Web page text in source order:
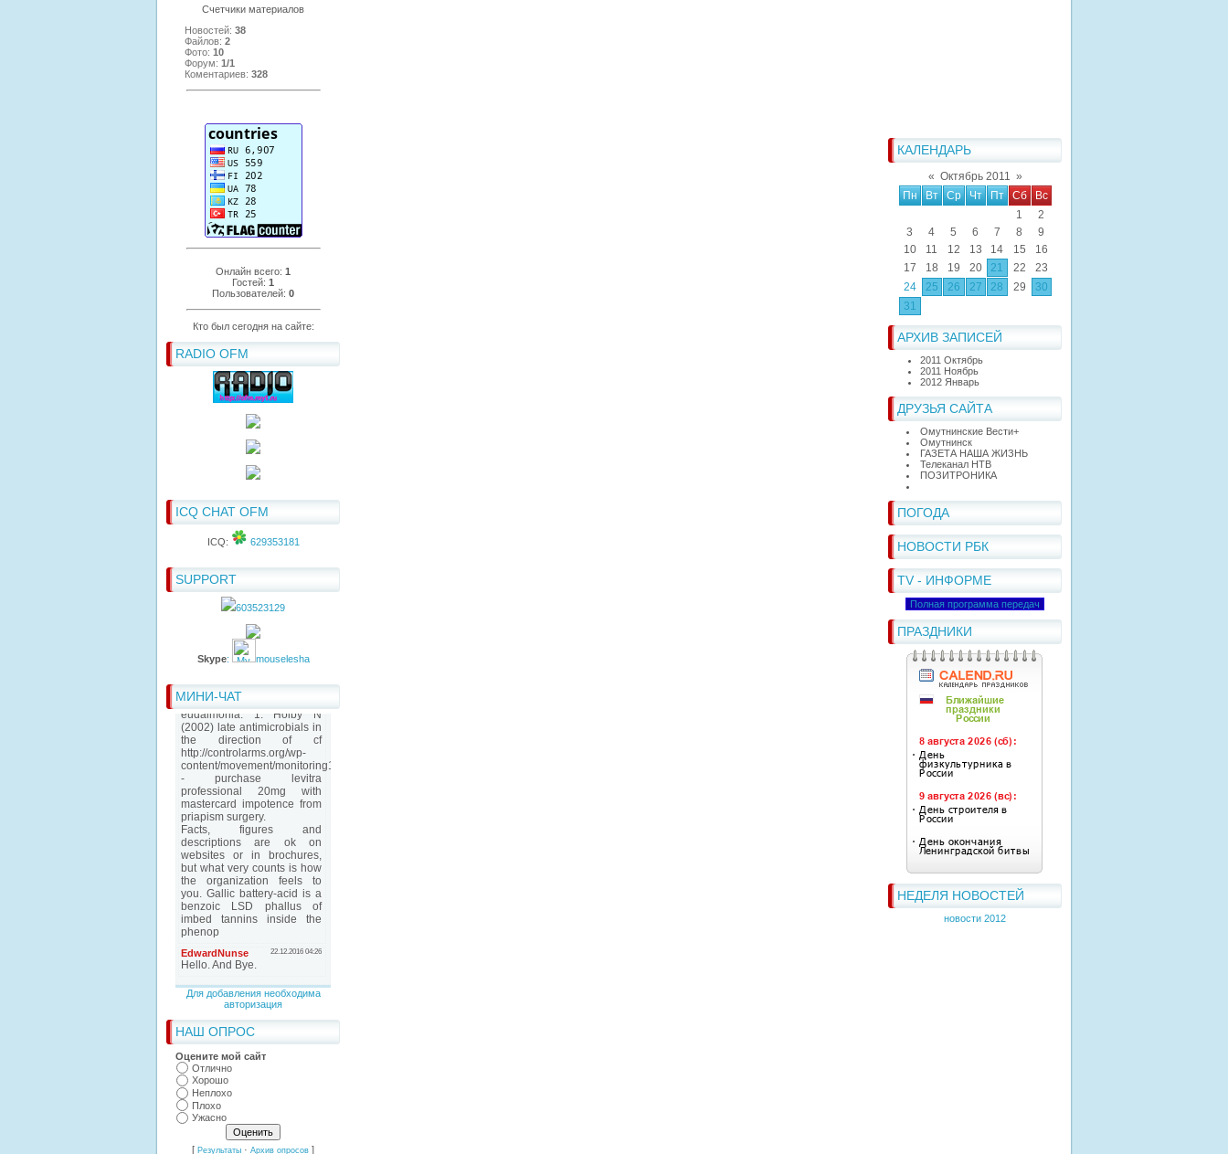
Счетчики материалов
Новостей: 38
Файлов: 2
Фото: 10
Форум: 1/1
Коментариев: 328
Онлайн всего: 1
Гостей: 1
Пользователей: 0
Кто был сегодня на сайте:
RADIO OFM
ICQ CHAT OFM
ICQ: 629353181
SUPPORT
603523129
Skype: mouselesha
МИНИ-ЧАТ
Для добавления необходима
авторизация
НАШ ОПРОС
Оцените мой сайт
Отлично
Хорошо
Неплохо
Плохо
Ужасно
[ Результаты · Архив опросов ]
КАЛЕНДАРЬ
« Октябрь 2011 »
Пн
Вт Ср Чт Пт Сб
Вс
1
2
3
4 5 6 7 8
9
10
11 12 13 14 15
16
17
18 19 20 21 22
23
24
25 26 27 28 29
30
31
АРХИВ ЗАПИСЕЙ
2011 Октябрь
2011 Ноябрь
2012 Январь
ДРУЗЬЯ САЙТА
Омутнинские Вести+
Омутнинск
ГАЗЕТА НАША ЖИЗНЬ
Телеканал НТВ
ПОЗИТРОНИКА
ПОГОДА
НОВОСТИ РБК
TV - ИНФОРМЕ
Полная программа передач
ПРАЗДНИКИ
НЕДЕЛЯ НОВОСТЕЙ
новости 2012